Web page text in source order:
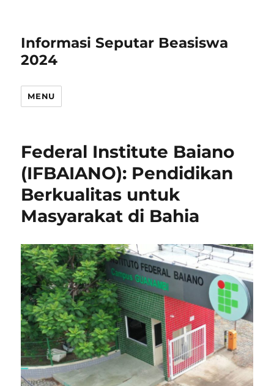
Informasi Seputar Beasiswa
2024
MENU
Federal Institute Baiano
(IFBAIANO): Pendidikan
Berkualitas untuk
Masyarakat di Bahia